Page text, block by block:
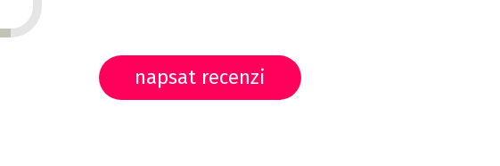
napsat recenzi